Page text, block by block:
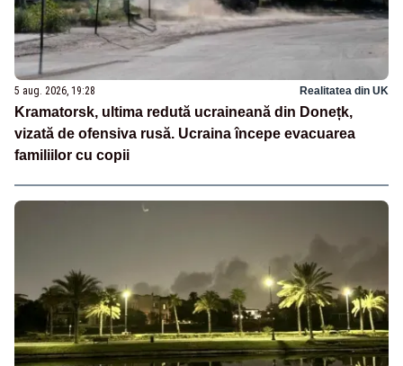
5 aug. 2026, 19:28 Realitatea din UK
Kramatorsk, ultima redută ucraineană din Donețk,
vizată de ofensiva rusă. Ucraina începe evacuarea
familiilor cu copii